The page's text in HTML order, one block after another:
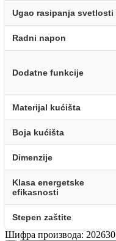
Ugao rasipanja svetlosti
Radni napon
Dodatne funkcije
Materijal kućišta
Boja kućišta
Dimenzije
Klasa energetske
efikasnosti
Stepen zaštite
Шифра производа: 202630